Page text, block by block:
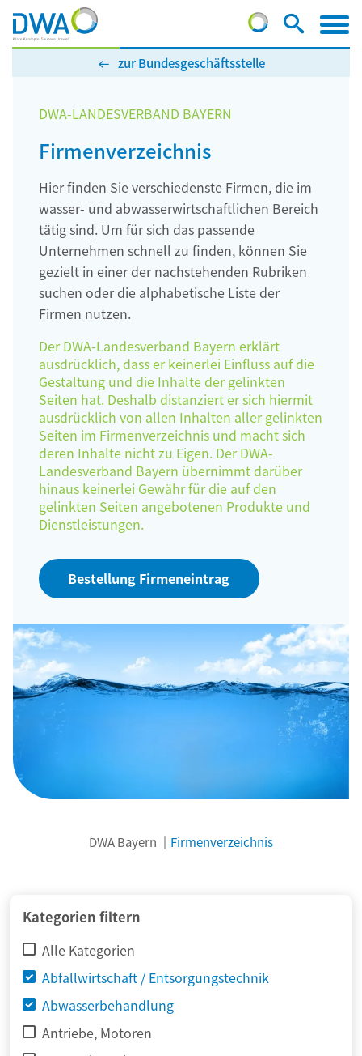
zur Bundesgeschäftsstelle
DWA-LANDESVERBAND BAYERN
Firmenverzeichnis
Hier finden Sie verschiedenste Firmen, die im
wasser- und abwasserwirtschaftlichen Bereich
tätig sind. Um für sich das passende
Unternehmen schnell zu finden, können Sie
gezielt in einer der nachstehenden Rubriken
suchen oder die alphabetische Liste der
Firmen nutzen.
Der DWA-Landesverband Bayern erklärt
ausdrücklich, dass er keinerlei Einfluss auf die
Gestaltung und die Inhalte der gelinkten
Seiten hat. Deshalb distanziert er sich hiermit
ausdrücklich von allen Inhalten aller gelinkten
Seiten im Firmenverzeichnis und macht sich
deren Inhalte nicht zu Eigen. Der DWA-
Landesverband Bayern übernimmt darüber
hinaus keinerlei Gewähr für die auf den
gelinkten Seiten angebotenen Produkte und
Dienstleistungen.
Bestellung Firmeneintrag
DWA Bayern Firmenverzeichnis
Kategorien filtern
Alle Kategorien
Abfallwirtschaft / Entsorgungstechnik
Abwasserbehandlung
Antriebe, Motoren